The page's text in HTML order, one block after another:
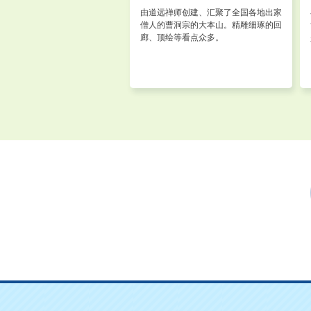
由道远禅师创建、汇聚了全国各地出家
僧人的曹洞宗的大本山。精雕细琢的回
廊、顶绘等看点众多。